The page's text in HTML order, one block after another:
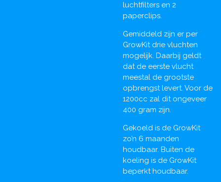
luchtfilters en 2
paperclips.
Gemiddeld zijn er per
GrowKit drie vluchten
mogelijk. Daarbij geldt
dat de eerste vlucht
meestal de grootste
opbrengst levert. Voor de
1200cc zal dit ongeveer
400 gram zijn.
Gekoeld is de GrowKit
zo’n 6 maanden
houdbaar. Buiten de
koeling is de GrowKit
beperkt houdbaar.